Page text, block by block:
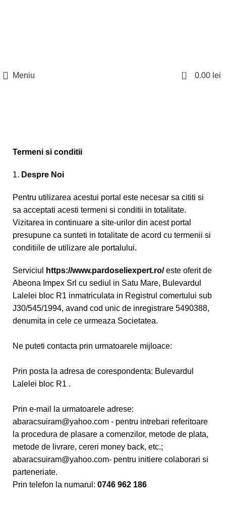
Meniu 0 0.00 lei
Termeni si conditii
Despre Noi
Pentru utilizarea acestui portal este necesar sa cititi si
sa acceptati acesti termeni si conditii in totalitate.
Vizitarea in continuare a site-urilor din acest portal
presupune ca sunteti in totalitate de acord cu termenii si
conditiile de utilizare ale portalului.
Serviciul https://www.pardoseliexpert.ro/ este oferit de
Abeona Impex Srl cu sediul in Satu Mare, Bulevardul
Lalelei bloc R1 inmatriculata in Registrul comertului sub
J30/545/1994, avand cod unic de inregistrare 5490388,
denumita in cele ce urmeaza Societatea.
Ne puteti contacta prin urmatoarele mijloace:
Prin posta la adresa de corespondenta: Bulevardul
Lalelei bloc R1 .
Prin e-mail la urmatoarele adrese:
abaracsuiram@yahoo.com - pentru intrebari referitoare
la procedura de plasare a comenzilor, metode de plata,
metode de livrare, cereri money back, etc.;
abaracsuiram@yahoo.com- pentru initiere colaborari si
parteneriate.
Prin telefon la numarul: 0746 962 186